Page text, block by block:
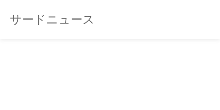
サードニュース